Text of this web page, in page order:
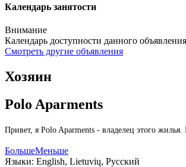
Календарь занятости
Внимание
Календарь доступности данного
Смотреть другие объявления
Хозяин
Polo Aparments
Привет, я Polo Aparments - владелец этого
БольшеМеньше
Языки: English, Lietuvių, Русский